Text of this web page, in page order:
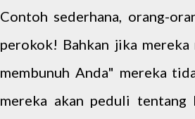
Contoh sederhana, orang-
perokok! Bahkan jika
membunuh Anda" mereka
mereka akan peduli